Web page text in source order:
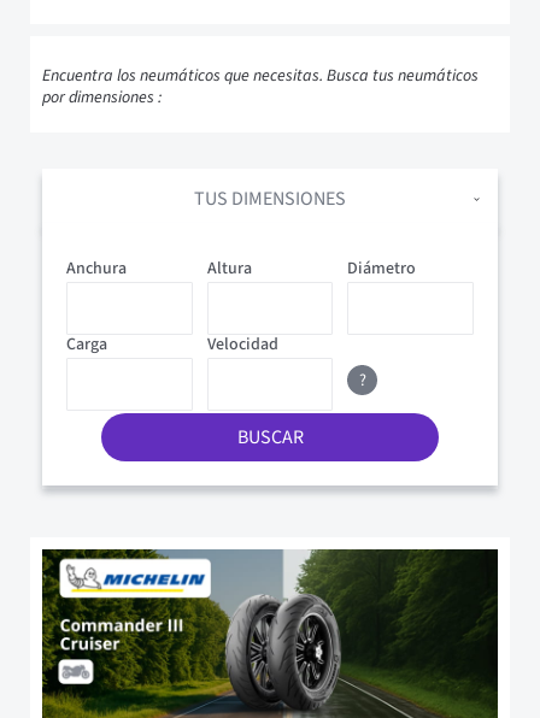
Encuentra los neumáticos que necesitas. Busca tus neumáticos
por dimensiones :
TUS DIMENSIONES
Diámetro
Altura
Carga Velocidad
Anchura
?
BUSCAR